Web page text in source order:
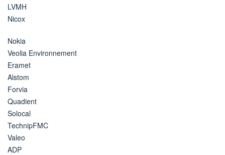
LVMH
Nicox
Nokia
Veolia Environnement
Eramet
Alstom
Forvia
Quadient
Solocal
TechnipFMC
Valeo
ADP